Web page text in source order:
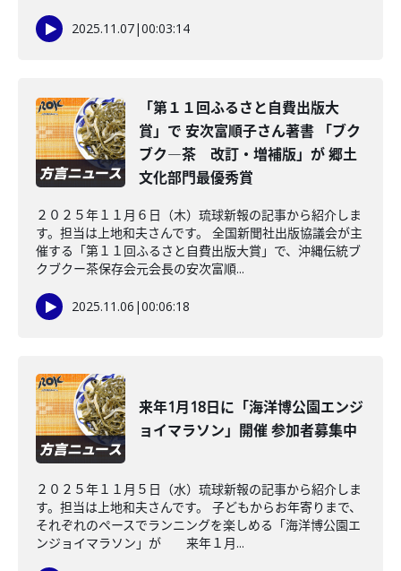
2025.11.07|00:03:14
「第１１回ふるさと自費出版大
賞」で 安次富順子さん著書 「ブク
ブク―茶 改訂・増補版」が 郷土
文化部門最優秀賞
２０２５年１１月６日（木）琉球新報の記事から紹介しま
す。担当は上地和夫さんです。 全国新聞社出版協議会が主
催する「第１１回ふるさと自費出版大賞」で、沖縄伝統ブ
クブクー茶保存会元会長の安次富順...
2025.11.06 |00:06:18
来年1月18日に「海洋博公園エンジ
ョイマラソン」開催 参加者募集中
２０２５年１１月５日（水）琉球新報の記事から紹介しま
す。担当は上地和夫さんです。 子どもからお年寄りまで、
それぞれのペースでランニングを楽しめる「海洋博公園エ
ンジョイマラソン」が 来年１月...